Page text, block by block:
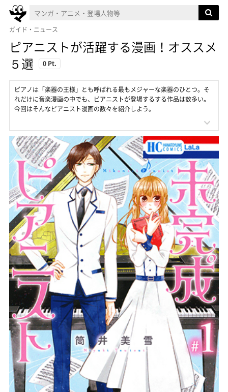
ガイド・ニュース
ピアニストが活躍する漫画！オススメ
５選
0 Pt.
ピアノは「楽器の王様」とも呼ばれる最もメジャーな楽器のひとつ。そ
れだけに音楽漫画の中でも、ピアニストが登場するする作品は数多い。
今回はそんなピアニスト漫画の数々を紹介しよう。